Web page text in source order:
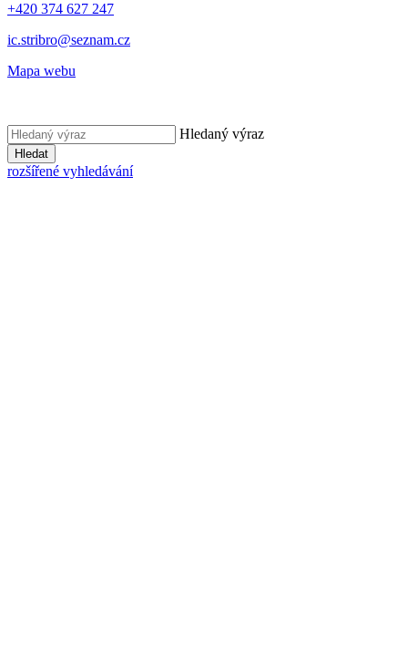
+420 374 627 247
ic.stribro@seznam.cz
Mapa webu
Hledaný výraz
Hledat
rozšířené vyhledávání